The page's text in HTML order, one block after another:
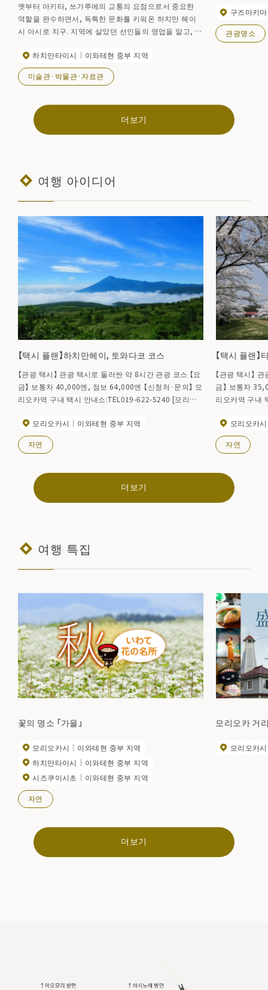
옛부터 아키타, 쓰가루에의 교통의 요점으로서 중요한
역할을 완수하면서, 독특한 문화를 키워온 하치만 헤이
시 아시로 지구. 지역에 살았던 선인들의 영업을 알고, 아
출신의 히가시가야마 히로나가지 호국원의 제15세 오승
정고순사 연고의 물건들, 국내에서도 드문 그림 참깨 「다
야마 달력」을 비롯해, 옛날의 농구나 칠기, 조몬 유물 ​​등
하치만타이시 이와테현 중부 지역
미술관·박물관·자료관
구즈마키
관광명소
더보기
여행 아이디어
【택시 플랜】하치만헤이, 토와다코 코스
【관광 택시】 관광 택시로 둘러싼 약 8시간 관광 코스 【요
금】 보통차 40,000엔, 점보 64,000엔 【신청처·문의】 모
리오카역 구내 택시 안내소:TEL019-622-5240 [모리오
모리오카시
이와테현 중부 지역
자연
【택시 플랜
【관광 택시】
금】 보통차
리오카역 구내
모리오카시
자연
더보기
여행 특집
꽃의 명소 「가을」
모리오카시
이와테현 중부 지역
하치만타이시
이와테현 중부 지역
시즈쿠이시초
이와테현 중부 지역
자연
모리오카 거
모리오카시
더보기